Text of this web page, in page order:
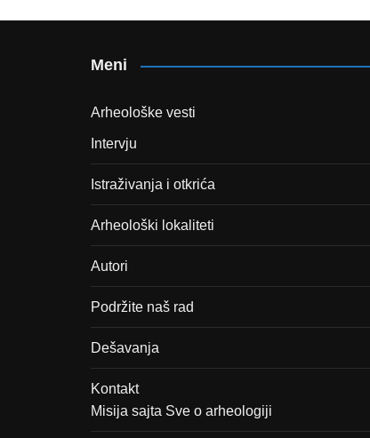
Meni
Arheološke vesti
Intervju
Istraživanja i otkrića
Arheološki lokaliteti
Autori
Podržite naš rad
Dešavanja
Kontakt
Misija sajta Sve o arheologiji